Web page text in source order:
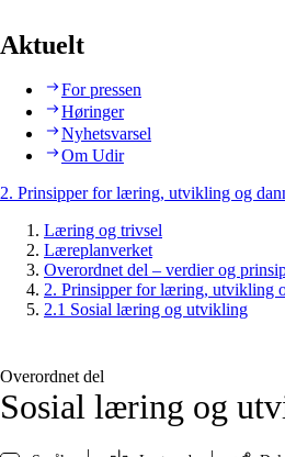
Aktuelt
For pressen
Høringer
Nyhetsvarsel
Om Udir
2. Prinsipper for læring, utvikling og
Læring og trivsel
Læreplanverket
Overordnet del – verdier og
2. Prinsipper for læring, utvikling
2.1 Sosial læring og utvikling
Overordnet del
Sosial læring og